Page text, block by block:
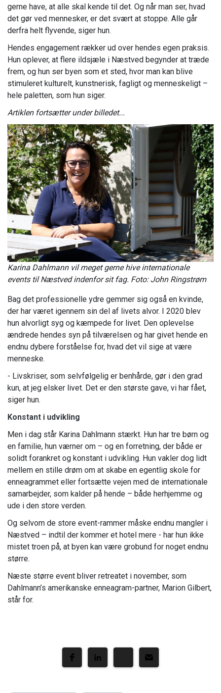
gerne have, at alle skal kende til det. Og når man ser, hvad
det gør ved mennesker, er det svært at stoppe. Alle går
derfra helt flyvende, siger hun.
Hendes engagement rækker ud over hendes egen praksis.
Hun oplever, at flere ildsjæle i Næstved begynder at træde
frem, og hun ser byen som et sted, hvor man kan blive
stimuleret kulturelt, kunstnerisk, fagligt og menneskeligt –
hele paletten, som hun siger.
Artiklen fortsætter under billedet...
Karina Dahlmann vil meget gerne hive internationale
events til Næstved indenfor sit fag. Foto: John Ringstrøm
Bag det professionelle ydre gemmer sig også en kvinde,
der har været igennem sin del af livets alvor. I 2020 blev
hun alvorligt syg og kæmpede for livet. Den oplevelse
ændrede hendes syn på tilværelsen og har givet hende en
endnu dybere forståelse for, hvad det vil sige at være
menneske.
- Livskriser, som selvfølgelig er benhårde, gør i den grad
kun, at jeg elsker livet. Det er den største gave, vi har fået,
siger hun.
Konstant i udvikling
Men i dag står Karina Dahlmann stærkt. Hun har tre børn og
en familie, hun værner om – og en forretning, der både er
solidt forankret og konstant i udvikling. Hun vakler dog lidt
mellem en stille drøm om at skabe en egentlig skole for
enneagrammet eller fortsætte vejen med de internationale
samarbejder, som kalder på hende – både herhjemme og
ude i den store verden.
Og selvom de store event-rammer måske endnu mangler i
Næstved – indtil der kommer et hotel mere - har hun ikke
mistet troen på, at byen kan være grobund for noget endnu
større.
Næste større event bliver retreatet i november, som
Dahlmann’s amerikanske enneagram-partner, Marion Gilbert,
står for.